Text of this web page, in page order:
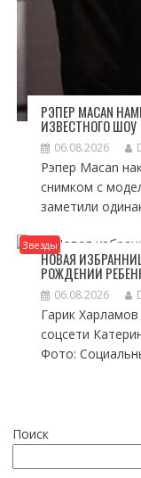
РЭПЕР MACAN
ИЗВЕСТНОГО ШОУ
06.08.2026
Рэпер Macan
снимком с
заметили
Звезды
НОВАЯ
РОЖДЕНИИ
06.08.2026
Гарик
соцсети
Фото:
Поиск